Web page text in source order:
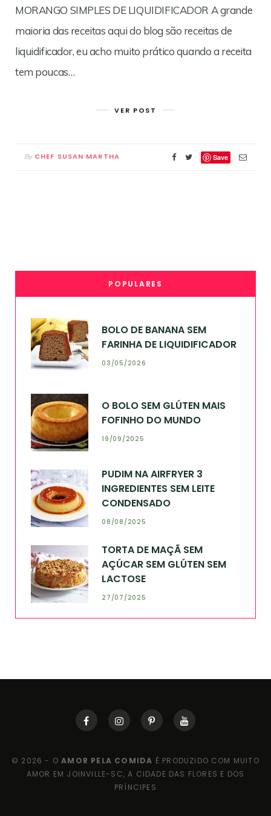
MORANGO SIMPLES DE LIQUIDIFICADOR A grande
maioria das receitas aqui do blog são receitas de
liquidificador, eu acho muito prático quando a receita
tem poucas…
VER POST
By CHEF SUSAN MARTHA Save
POPULARES
BOLO DE BANANA SEM
FARINHA DE LIQUIDIFICADOR
03/05/2026
O BOLO SEM GLÚTEN MAIS
FOFINHO DO MUNDO
19/09/2025
PUDIM NA AIRFRYER 3
INGREDIENTES SEM LEITE
CONDENSADO
08/08/2025
TORTA DE MAÇÃ SEM
AÇÚCAR SEM GLÚTEN SEM
LACTOSE
27/07/2025
© 2026 - OAMOR PELA COMIDA É PRODUZIDO COM MUITO
AMOR EM JOINVILLE-SC, A CIDADE DAS FLORES E DOS
PRÍNCIPES